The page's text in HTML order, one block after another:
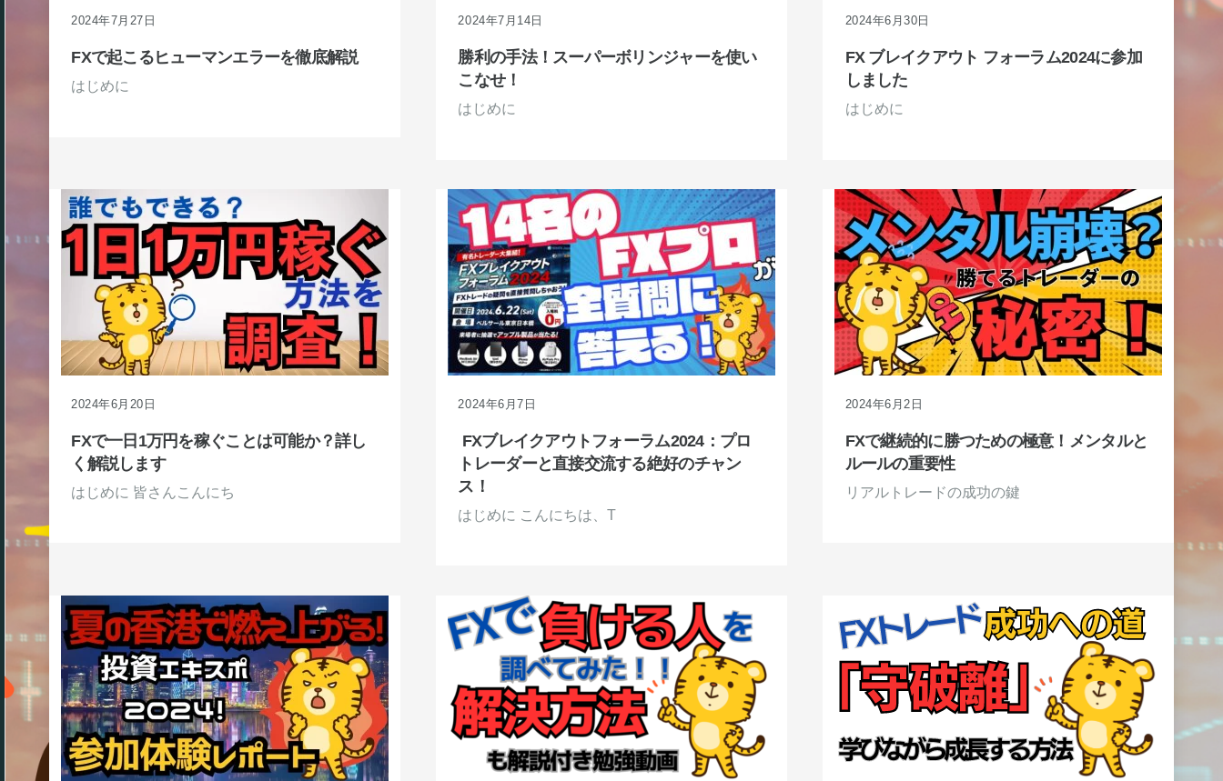
2024年7月27日
FXで起こるヒューマンエラーを徹底解説
はじめに
2024年7月14日
勝利の手法！スーパーボリンジャーを使い
こなせ！
はじめに
2024年6月30日
FX ブレイクアウト フォーラム2024に参加
しました
はじめに
2024年6月20日
FXで一日1万円を稼ぐことは可能か？詳し
く解説します
はじめに 皆さんこんにち
2024年6月7日
FXブレイクアウトフォーラム2024：プロ
トレーダーと直接交流する絶好のチャン
ス！
はじめに こんにちは、T
2024年6月2日
FXで継続的に勝つための極意！メンタルと
ルールの重要性
リアルトレードの成功の鍵